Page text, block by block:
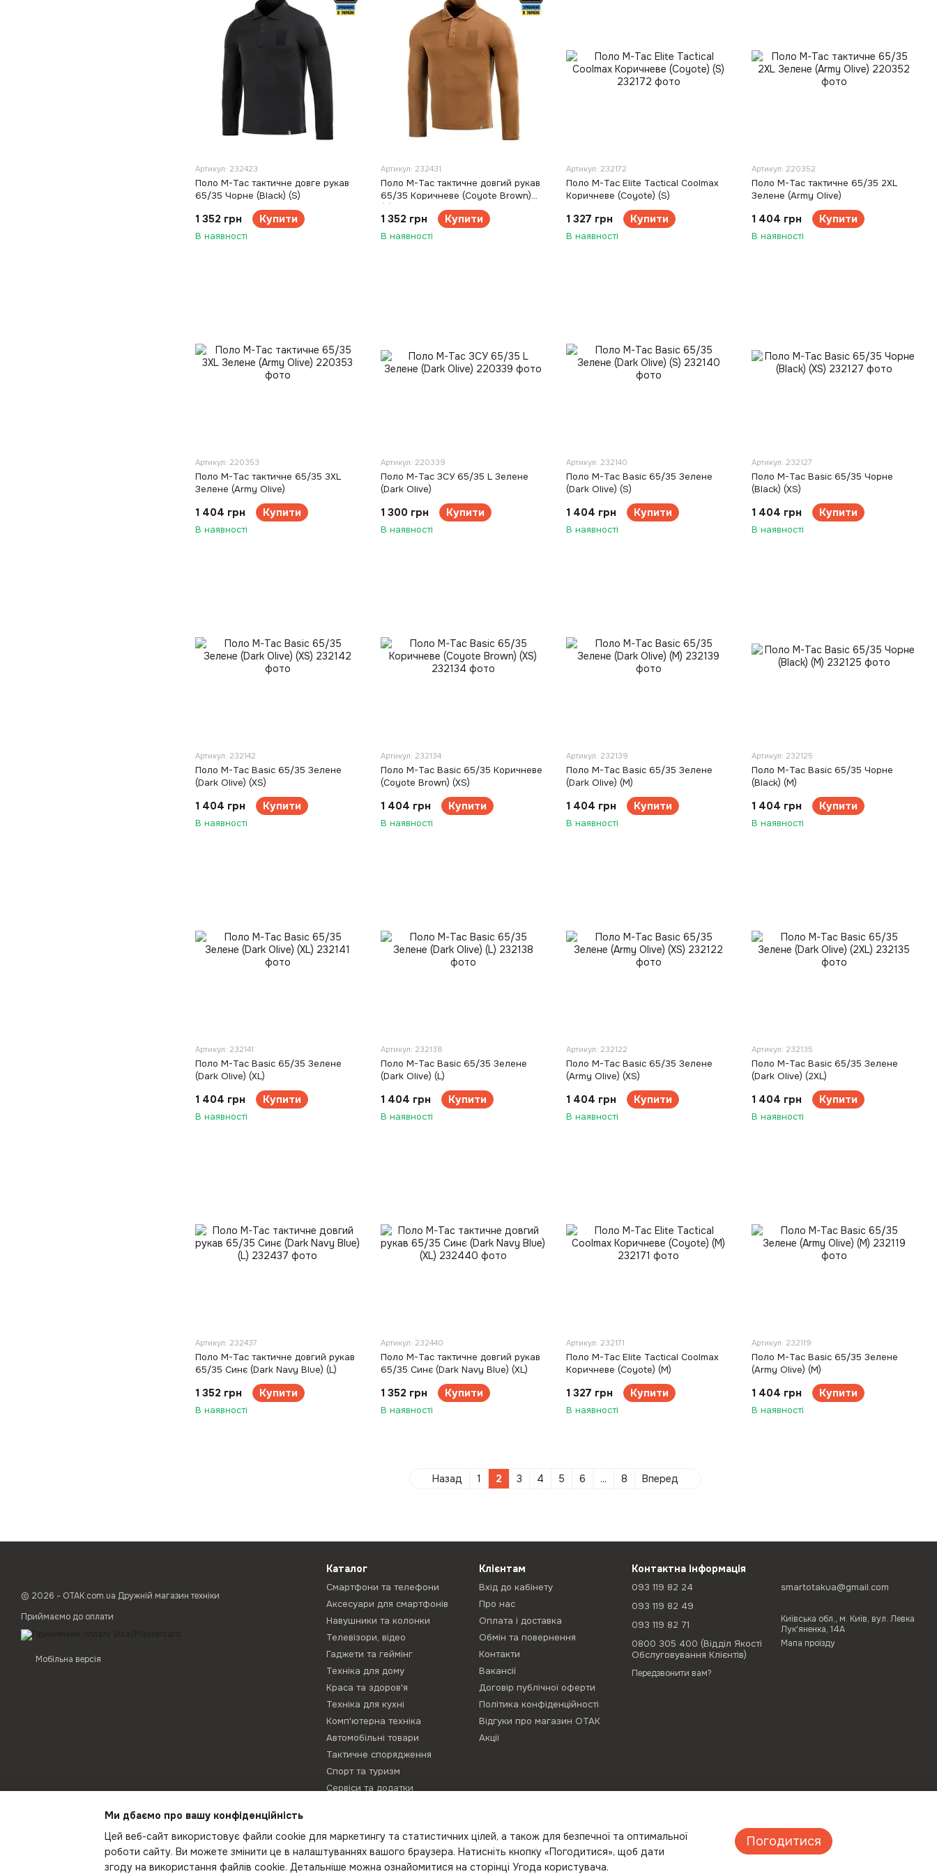
Артикул: 232423
Поло M-Tac тактичне довге рукав
65/35 Чорне (Black) (S)
1 352 грн Купити
В наявності
Артикул: 232431
Поло M-Tac тактичне довгий рукав
65/35 Коричневе (Coyote Brown)
1 352 грн Купити
В наявності
Артикул: 232172
Поло M-Tac Elite Tactical Coolmax
Коричневе (Coyote) (S)
1 327 грн Купити
В наявності
Артикул: 220352
Поло M-Tac тактичне 65/35 2XL
Зелене (Army Olive)
1 404 грн Купити
В наявності
Артикул: 220353
Поло M-Tac тактичне 65/35 3XL
Зелене (Army Olive)
1 404 грн Купити
В наявності
Артикул: 220339
Поло M-Tac ЗСУ 65/35 L Зелене
(Dark Olive)
1 300 грн Купити
В наявності
Артикул: 232140
Поло M-Tac Basic 65/35 Зелене
(Dark Olive) (S)
1 404 грн Купити
В наявності
Артикул: 232127
Поло M-Tac Basic 65/35 Чорне
(Black) (XS)
1 404 грн Купити
В наявності
Артикул: 232142
Поло M-Tac Basic 65/35 Зелене
(Dark Olive) (XS)
1 404 грн Купити
В наявності
Артикул: 232134
Поло M-Tac Basic 65/35 Коричневе
(Coyote Brown) (XS)
1 404 грн Купити
В наявності
Артикул: 232139
Поло M-Tac Basic 65/35 Зелене
(Dark Olive) (M)
1 404 грн Купити
В наявності
Артикул: 232125
Поло M-Tac Basic 65/35 Чорне
(Black) (M)
1 404 грн Купити
В наявності
Артикул: 232141
Поло M-Tac Basic 65/35 Зелене
(Dark Olive) (XL)
1 404 грн Купити
В наявності
Артикул: 232138
Поло M-Tac Basic 65/35 Зелене
(Dark Olive) (L)
1 404 грн Купити
В наявності
Артикул: 232122
Поло M-Tac Basic 65/35 Зелене
(Army Olive) (XS)
1 404 грн Купити
В наявності
Артикул: 232135
Поло M-Tac Basic 65/35 Зелене
(Dark Olive) (2XL)
1 404 грн Купити
В наявності
Артикул: 232437
Поло M-Tac тактичне довгий рукав
65/35 Синє (Dark Navy Blue) (L)
1 352 грн Купити
В наявності
Артикул: 232440
Поло M-Tac тактичне довгий рукав
65/35 Синє (Dark Navy Blue) (XL)
1 352 грн Купити
В наявності
Артикул: 232171
Поло M-Tac Elite Tactical Coolmax
Коричневе (Coyote) (M)
1 327 грн Купити
В наявності
Артикул: 232119
Поло M-Tac Basic 65/35 Зелене
(Army Olive) (M)
1 404 грн Купити
В наявності
Назад 1 2 3 4 5 6 ... 8 Вперед
© 2026 - ОТАК.com.ua Дружній магазин техніки
Приймаємо до оплати
Мобільна версія
Каталог
Смартфони та телефони
Аксесуари для смартфонів
Навушники та колонки
Телевізори, відео
Гаджети та геймінг
Техніка для дому
Краса та здоров'я
Техніка для кухні
Комп'ютерна техніка
Автомобільні товари
Тактичне спорядження
Спорт та туризм
Сервіси та додатки
Новинки
Клієнтам
Вхід до кабінету
Про нас
Оплата і доставка
Обмін та повернення
Контакти
Вакансії
Договір публічної оферти
Політика конфіденційності
Відгуки про магазин ОТАК
Акції
Контактна інформація
093 119 82 24
093 119 82 49
093 119 82 71
0800 305 400 (Відділ Якості
Обслуговування Клієнтів)
Передзвонити вам?
smartotakua@gmail.com
Київська обл., м. Київ, вул. Левка
Лук'яненка, 14А
Мапа проїзду
Ми дбаємо про вашу конфіденційність
Цей веб-сайт використовує файли cookie для маркетингу та статистичних цілей, а також для безпечної та оптимальної
роботи сайту. Ви можете змінити це в налаштуваннях вашого браузера. Натисніть кнопку «Погодитися», щоб дати
згоду на використання файлів cookie. Детальніше можна ознайомитися на сторінці Угода користувача.
Погодитися